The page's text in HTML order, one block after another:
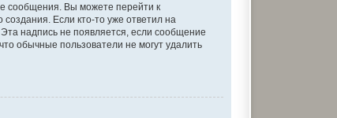
сообщения. Вы можете перейти к
Если кто-то уже ответил на
надпись не появляется, если сообщение
обычные пользователи не могут удалить